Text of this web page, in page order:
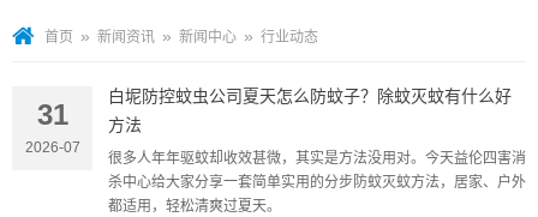
首页 » 新闻资讯 » 新闻中心 » 行业动态
31
2026-07
白坭防控蚊虫公司夏天怎么防蚊子？除蚊灭蚊有什么好
方法
很多人年年驱蚊却收效甚微，其实是方法没用对。今天益伦四害消
杀中心给大家分享一套简单实用的分步防蚊灭蚊方法，居家、户外
都适用，轻松清爽过夏天。